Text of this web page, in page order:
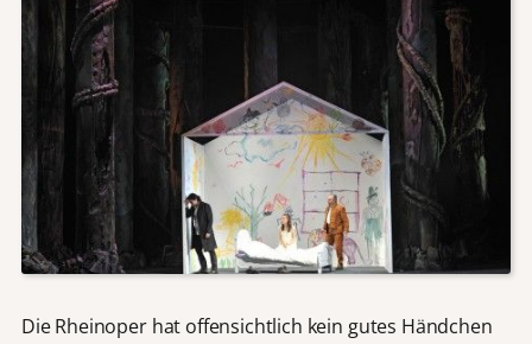
Die Rheinoper hat offensichtlich kein gutes Händchen